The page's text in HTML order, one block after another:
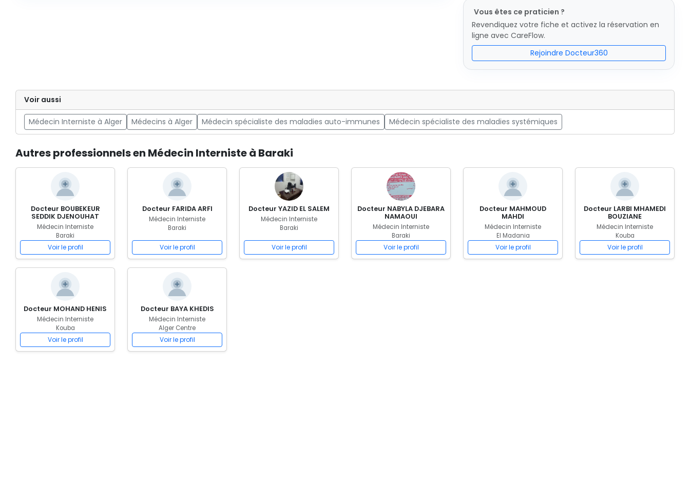
Vous êtes ce praticien ?
Revendiquez votre fiche et activez la réservation en
ligne avec CareFlow.
Rejoindre Docteur360
Voir aussi
Médecin Interniste à Alger Médecins à Alger Médecin spécialiste des maladies auto-immunes Médecin spécialiste des maladies systémiques
Autres professionnels en Médecin Interniste à Baraki
Docteur BOUBEKEUR
SEDDIK DJENOUHAT
Médecin Interniste
Baraki
Voir le profil
Docteur FARIDA ARFI
Médecin Interniste
Baraki
Voir le profil
Docteur YAZID EL SALEM
Médecin Interniste
Baraki
Voir le profil
Docteur NABYLA DJEBARA
NAMAOUI
Médecin Interniste
Baraki
Voir le profil
Docteur MAHMOUD
MAHDI
Médecin Interniste
El Madania
Voir le profil
Docteur LARBI MHAMEDI
BOUZIANE
Médecin Interniste
Kouba
Voir le profil
Docteur MOHAND HENIS
Médecin Interniste
Kouba
Voir le profil
Docteur BAYA KHEDIS
Médecin Interniste
Alger Centre
Voir le profil